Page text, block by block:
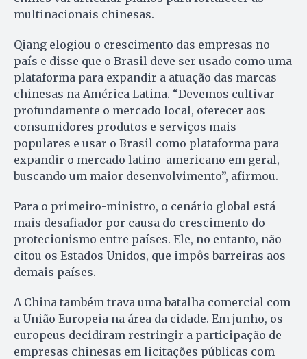
multinacionais chinesas.
Qiang elogiou o crescimento das empresas no
país e disse que o Brasil deve ser usado como uma
plataforma para expandir a atuação das marcas
chinesas na América Latina. “Devemos cultivar
profundamente o mercado local, oferecer aos
consumidores produtos e serviços mais
populares e usar o Brasil como plataforma para
expandir o mercado latino-americano em geral,
buscando um maior desenvolvimento”, afirmou.
Para o primeiro-ministro, o cenário global está
mais desafiador por causa do crescimento do
protecionismo entre países. Ele, no entanto, não
citou os Estados Unidos, que impôs barreiras aos
demais países.
A China também trava uma batalha comercial com
a União Europeia na área da cidade. Em junho, os
europeus decidiram restringir a participação de
empresas chinesas em licitações públicas com